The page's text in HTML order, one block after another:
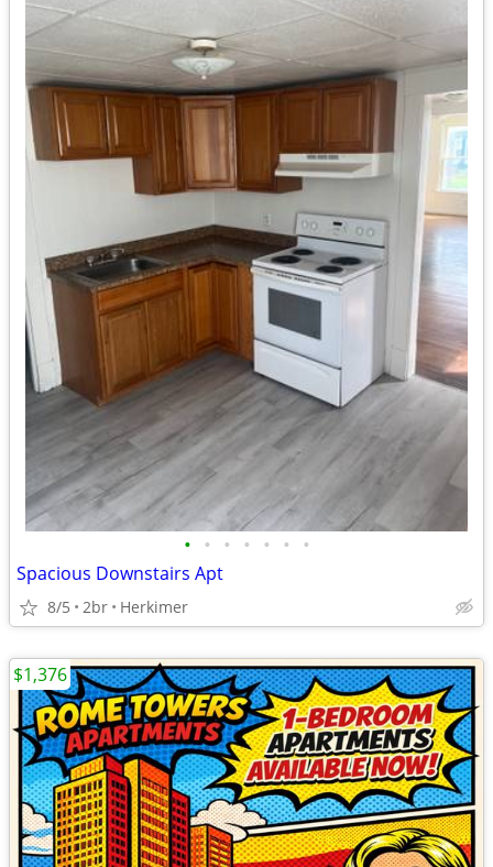
• • • • • • •
Spacious Downstairs Apt
8/5 2br Herkimer
$1,376